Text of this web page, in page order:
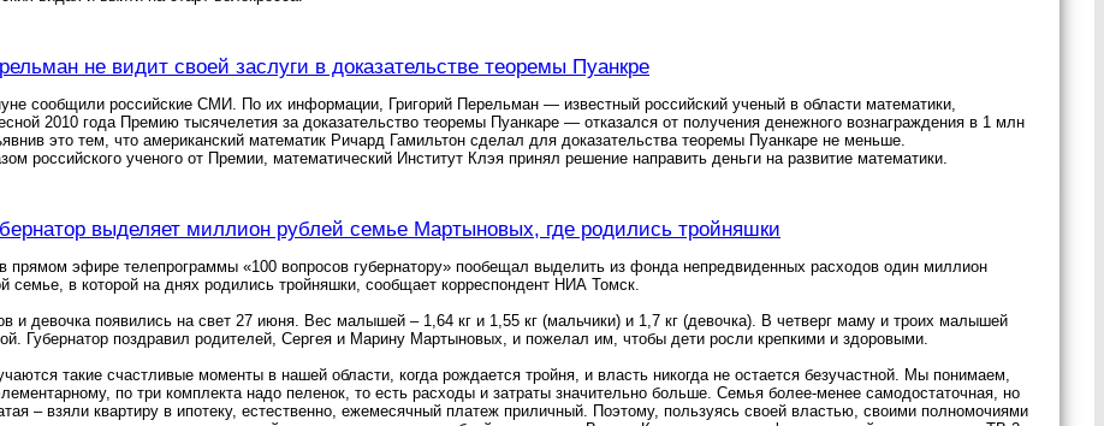
не видит своей заслуги в доказательстве теоремы Пуанкре
сообщили российские СМИ. По их информации, Григорий Перельман — известный российский ученый в области математики,
2010 года Премию тысячелетия за доказательство теоремы Пуанкаре — отказался от получения денежного вознаграждения в 1 млн
это тем, что американский математик Ричард Гамильтон сделал для доказательства теоремы Пуанкаре не меньше.
российского ученого от Премии, математический Институт Клэя принял решение направить деньги на развитие математики.
выделяет миллион рублей семье Мартыновых, где родились тройняшки
прямом эфире телепрограммы «100 вопросов губернатору» пообещал выделить из фонда непредвиденных расходов один миллион
семье, в которой на днях родились тройняшки, сообщает корреспондент НИА Томск.
и девочка появились на свет 27 июня. Вес малышей – 1,64 кг и 1,55 кг (мальчики) и 1,7 кг (девочка). В четверг маму и троих малышей
Губернатор поздравил родителей, Сергея и Марину Мартыновых, и пожелал им, чтобы дети росли крепкими и здоровыми.
такие счастливые моменты в нашей области, когда рождается тройня, и власть никогда не остается безучастной. Мы понимаем,
по три комплекта надо пеленок, то есть расходы и затраты значительно больше. Семья более-менее самодостаточная, но
– взяли квартиру в ипотеку, естественно, ежемесячный платеж приличный. Поэтому, пользуясь своей властью, своими полномочиями